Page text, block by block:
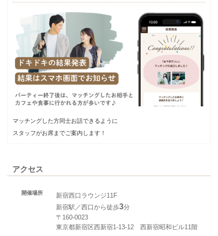
マッチングした方同士お話できるように
スタッフがお席までご案内します！
アクセス
開催場所
新宿西口ラウンジ11F
新宿駅／西口から徒歩3分
〒160-0023
東京都新宿区西新宿1-13-12 西新宿昭和ビル11階